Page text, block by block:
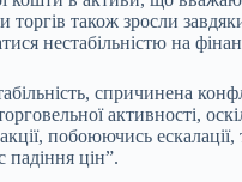
також зросли
нестабільністю на
спричинена
активності,
побоюючись ескалації,
падіння цін”.